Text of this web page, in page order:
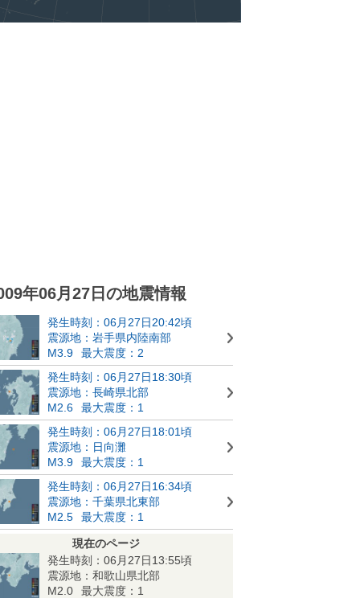
年06月27日の地震情報
発生時刻：06月27日20:42頃
震源地：岩手県内陸南部
M3.9
最大震度：2
発生時刻：06月27日18:30頃
震源地：長崎県北部
M2.6
最大震度：1
発生時刻：06月27日18:01頃
震源地：日向灘
M3.9
最大震度：1
発生時刻：06月27日16:34頃
震源地：千葉県北東部
M2.5
最大震度：1
現在のページ
発生時刻：06月27日13:55頃
震源地：和歌山県北部
M2.0
最大震度：1